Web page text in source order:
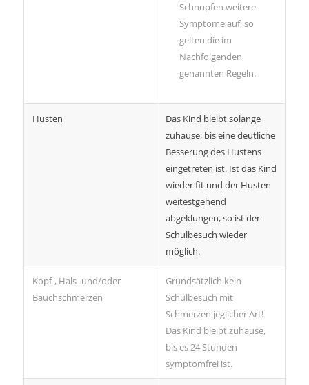
Schnupfen weitere
Symptome auf, so
gelten die im
Nachfolgenden
genannten Regeln.
Husten
Das Kind bleibt solange
zuhause, bis eine deutliche
Besserung des Hustens
eingetreten ist. Ist das Kind
wieder fit und der Husten
weitestgehend
abgeklungen, so ist der
Schulbesuch wieder
möglich.
Kopf-, Hals- und/oder
Bauchschmerzen
Grundsätzlich kein
Schulbesuch mit
Schmerzen jeglicher Art!
Das Kind bleibt zuhause,
bis es 24 Stunden
symptomfrei ist.